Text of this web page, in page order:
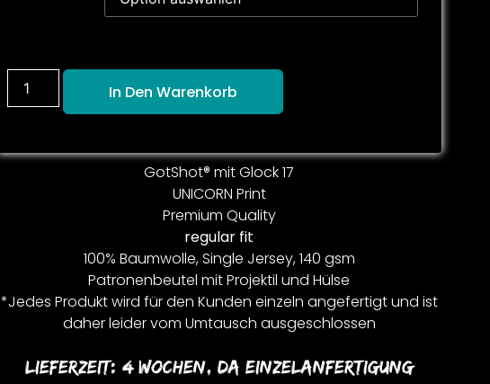
In Den Warenkorb
GotShot® mit Glock 17
UNICORN Print
Premium Quality
regular fit
100% Baumwolle, Single Jersey, 140 gsm
Patronenbeutel mit Projektil und Hülse
*Jedes Produkt wird für den Kunden einzeln angefertigt und ist
daher leider vom Umtausch ausgeschlossen
Lieferzeit: 4 Wochen, Da Einzelanfertigung